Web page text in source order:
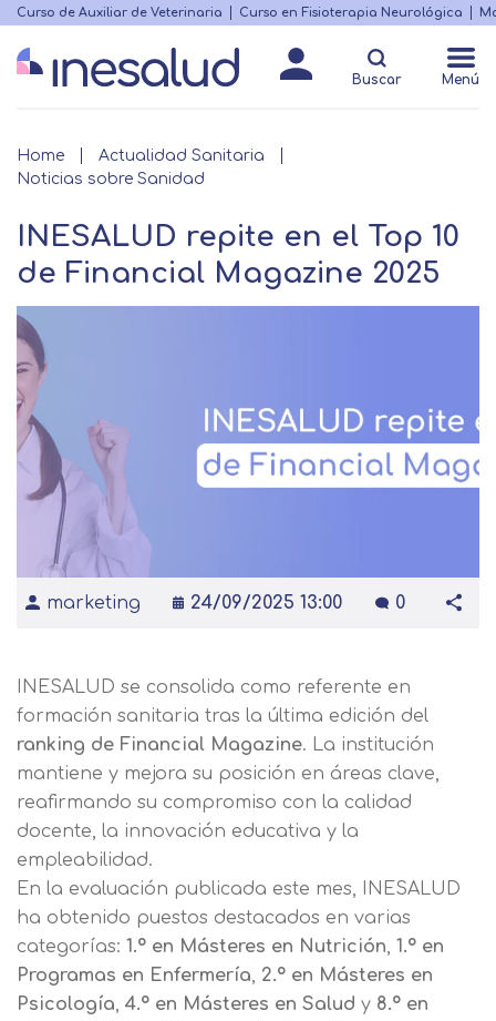
Skip
main
content
Menú
destacado
Curso de Auxiliar de Veterinaria Curso en Fisioterapia Neurológica
Buscar Menú
Breadcrumb
Home
Actualidad Sanitaria
Noticias sobre Sanidad
INESALUD repite en el Top 10
de Financial Magazine 2025
marketing 24/09/2025 13:00 0
INESALUD se consolida como referente en
formación sanitaria tras la última edición del
ranking de Financial Magazine. La institución
mantiene y mejora su posición en áreas clave,
reafirmando su compromiso con la calidad
docente, la innovación educativa y la
empleabilidad.
En la evaluación publicada este mes, INESALUD
ha obtenido puestos destacados en varias
categorías: 1.º en Másteres en Nutrición, 1.º en
Programas en Enfermería, 2.º en Másteres en
Psicología, 4.º en Másteres en Salud y 8.º en
Matricularme